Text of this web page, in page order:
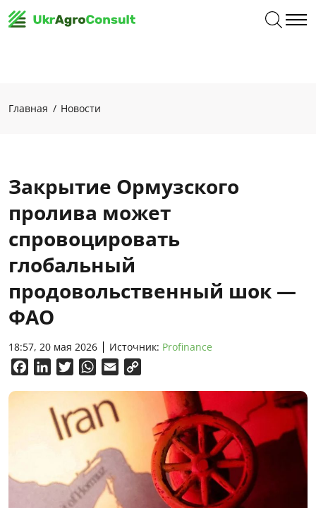
Главная Новости
Закрытие Ормузского
пролива может
спровоцировать
глобальный
продовольственный шок —
ФАО
18:57, 20 мая 2026 Источник: Profinance
FacebookLinkedInTwitterWhatsApp
Email